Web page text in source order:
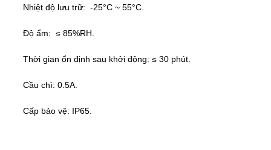
Nhiệt độ lưu trữ: -25°C ~ 55°C.
Độ ẩm: ≤ 85%RH.
Thời gian ổn định sau khởi động: ≤ 30 phút.
Cầu chì: 0.5A.
Cấp bảo vệ: IP65.